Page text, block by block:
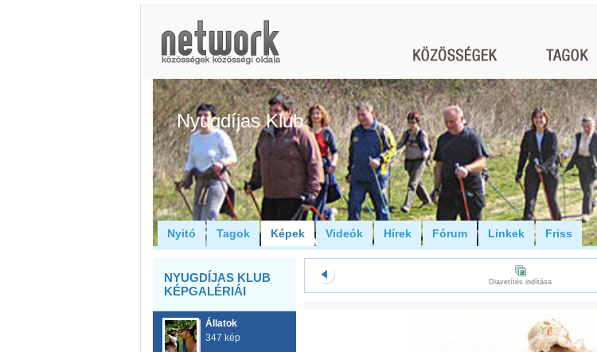
Nyugdíjas Klub
Nyitó Tagok Képek Videók Hírek Fórum Linkek Friss
NYUGDÍJAS KLUB
KÉPGALÉRIÁI
Állatok
347 kép
Diavetítés indítása